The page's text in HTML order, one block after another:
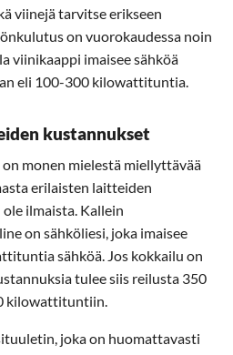
viinejä tarvitse erikseen
on vuorokaudessa noin
viinikaappi imaisee sähköä
eli 100-300 kilowattituntia.
kustannukset
monen mielestä miellyttävää
erilaisten laitteiden
ilmaista. Kallein
on sähköliesi, joka imaisee
sähköä. Jos kokkailu on
tulee siis reilusta 350
kilowattituntiin.
joka on huomattavasti